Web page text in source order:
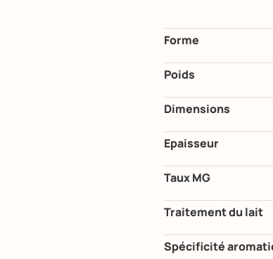
Forme
Poids
Dimensions
Epaisseur
Taux MG
Traitement du lait
Spécificité